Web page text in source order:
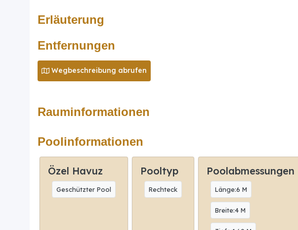
Erläuterung
Entfernungen
Wegbeschreibung abrufen
Rauminformationen
Poolinformationen
Özel Havuz
Geschützter Pool
Pooltyp
Rechteck
Poolabmessungen
Länge:6 M
Breite:4 M